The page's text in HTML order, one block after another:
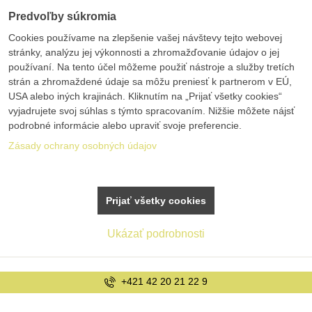
info@bolex.sk
Predvoľby súkromia
Cookies používame na zlepšenie vašej návštevy tejto webovej
stránky, analýzu jej výkonnosti a zhromažďovanie údajov o jej
používaní. Na tento účel môžeme použiť nástroje a služby tretích
strán a zhromaždené údaje sa môžu preniesť k partnerom v EÚ,
USA alebo iných krajinách. Kliknutím na „Prijať všetky cookies“
vyjadrujete svoj súhlas s týmto spracovaním. Nižšie môžete nájsť
podrobné informácie alebo upraviť svoje preferencie.
Zásady ochrany osobných údajov
Ukázať podrobnosti
Prijať všetky cookies